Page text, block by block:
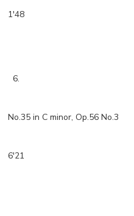
1'48
6.
No.35 in C minor, Op.56 No.3
6'21